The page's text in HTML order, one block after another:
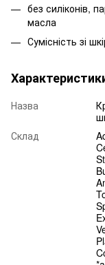
без силіконів,
масла
Сумісність зі
Назва
Склад